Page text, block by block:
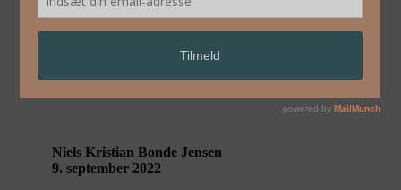
Højtlæsning for voksne – refleksioner
fra Vi er historien
Niels Kristian Bonde Jensen
9. september 2022